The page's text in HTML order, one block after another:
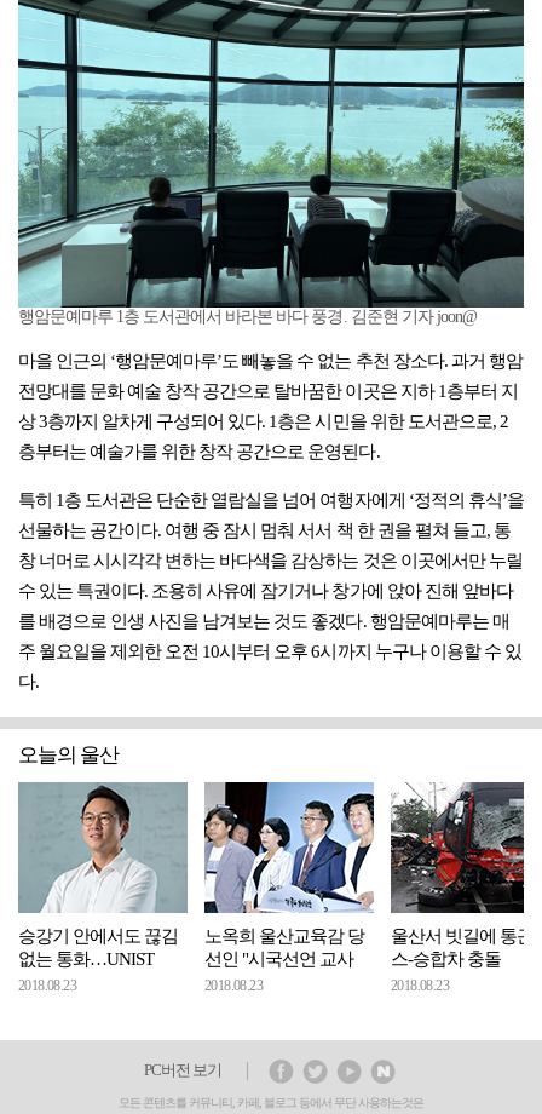
행암문예마루 1층 도서관에서 바라본 바다 풍경. 김준현 기자 joon@
마을 인근의 ‘행암문예마루’도 빼놓을 수 없는 추천 장소다. 과거 행암
전망대를 문화 예술 창작 공간으로 탈바꿈한 이곳은 지하 1층부터 지
상 3층까지 알차게 구성되어 있다. 1층은 시민을 위한 도서관으로, 2
층부터는 예술가를 위한 창작 공간으로 운영된다.
특히 1층 도서관은 단순한 열람실을 넘어 여행자에게 ‘정적의 휴식’을
선물하는 공간이다. 여행 중 잠시 멈춰 서서 책 한 권을 펼쳐 들고, 통
창 너머로 시시각각 변하는 바다색을 감상하는 것은 이곳에서만 누릴
수 있는 특권이다. 조용히 사유에 잠기거나 창가에 앉아 진해 앞바다
를 배경으로 인생 사진을 남겨보는 것도 좋겠다. 행암문예마루는 매
주 월요일을 제외한 오전 10시부터 오후 6시까지 누구나 이용할 수 있
다.
오늘의 울산
승강기 안에서도 끊김
없는 통화…UNIST
2018.08.23
노옥희 울산교육감 당
선인 "시국선언 교사
2018.08.23
울산서 빗길에 통근
스-승합차 충돌
2018.08.23
PC버전 보기
모든 콘텐츠를 커뮤니티, 카페, 블로그 등에서 무단 사용하는것은